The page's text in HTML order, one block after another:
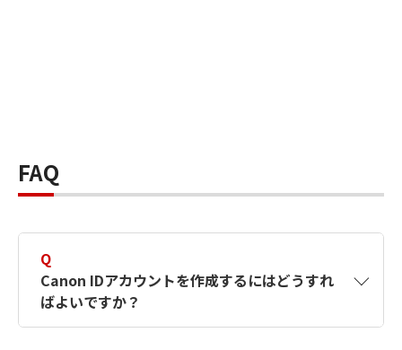
FAQ
Q
Canon IDアカウントを作成するにはどうすれ
ばよいですか？